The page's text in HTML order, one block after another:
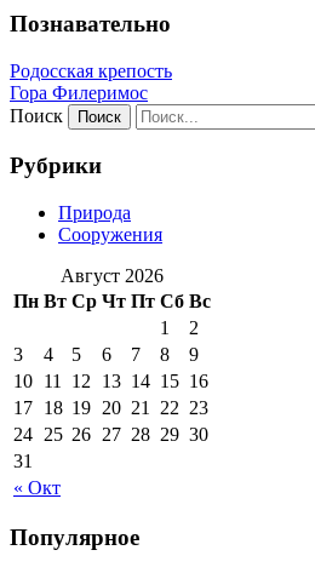
Познавательно
Родосская крепость
Гора Филеримос
Поиск
Рубрики
Природа
Сооружения
Август 2026
Пн Вт Ср Чт Пт Сб Вс
« Окт
1
2
3
4 5 6 7 8
9
10 11 12 13 14 15 16
17 18 19 20 21 22 23
24 25 26 27 28 29 30
31
Популярное